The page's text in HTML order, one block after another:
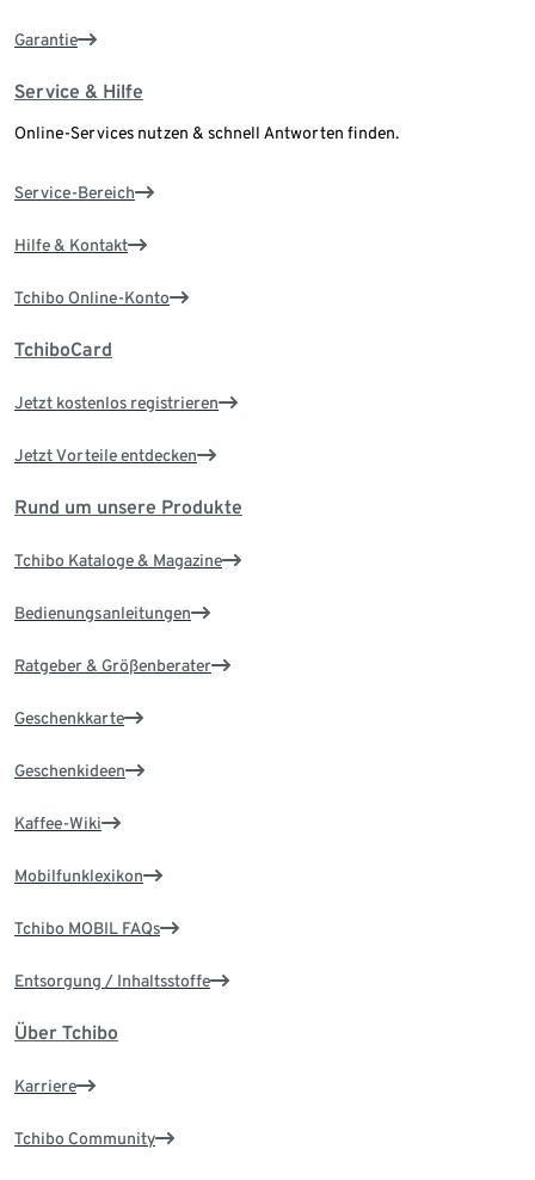
Garantie
Service & Hilfe
Online-Services nutzen & schnell Antworten finden.
Service-Bereich
Hilfe & Kontakt
Tchibo Online-Konto
TchiboCard
Jetzt kostenlos registrieren
Jetzt Vorteile entdecken
Rund um unsere Produkte
Tchibo Kataloge & Magazine
Bedienungsanleitungen
Ratgeber & Größenberater
Geschenkkarte
Geschenkideen
Kaffee-Wiki
Mobilfunklexikon
Tchibo MOBIL FAQs
Entsorgung / Inhaltsstoffe
Über Tchibo
Karriere
Tchibo Community